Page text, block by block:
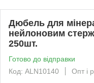
Дюбель для
нейлоновим
250шт.
Готово до відправки
Код: ALN10140
Опт і